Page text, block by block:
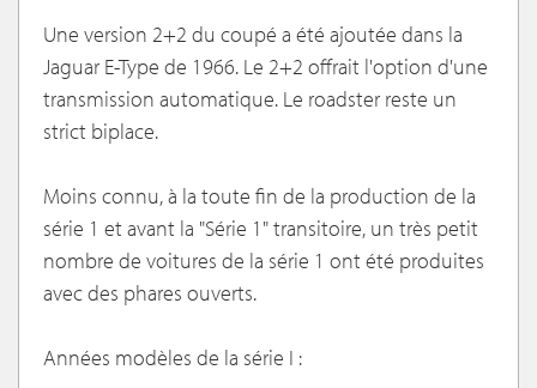
Une version 2+2 du coupé a été ajoutée dans la
Jaguar E-Type de 1966. Le 2+2 offrait l'option d'une
transmission automatique. Le roadster reste un
strict biplace.
Moins connu, à la toute fin de la production de la
série 1 et avant la "Série 1" transitoire, un très petit
nombre de voitures de la série 1 ont été produites
avec des phares ouverts.
Années modèles de la série I :